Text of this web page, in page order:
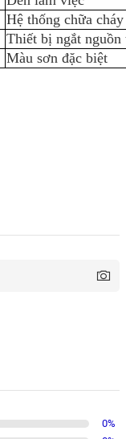
Hệ thống chữa
Thiết bị ngắt nguồn
Màu sơn đặc biệt
0%